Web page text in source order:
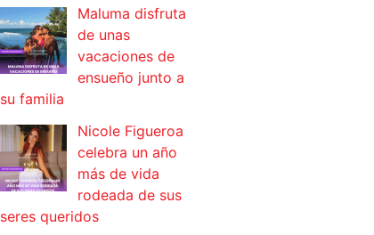
Maluma disfruta
de unas
vacaciones de
ensueño junto a
su familia
Nicole Figueroa
celebra un año
más de vida
rodeada de sus
seres queridos